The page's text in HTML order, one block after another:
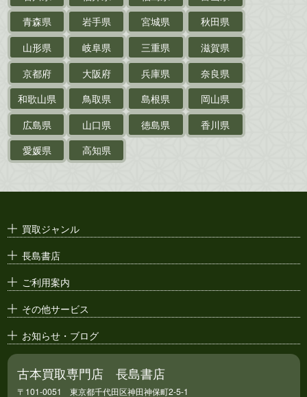
乗物
鉄道・
電車・バス
戦前・戦中の紙物・資料
絵葉書
支那・満洲・朝鮮・
台湾関係古資料
ポスター・チラシ・
青森県
岩手県 宮城県
秋田県
山形県
岐阜県 三重県
滋賀県
京都府
大阪府 兵庫県
奈良県
和歌山県
鳥取県 島根県
岡山県
広島県
山口県 徳島県
香川県
愛媛県
高知県
買取ジャンル
長島書店
ご利用案内
その他サービス
お知らせ・ブログ
古本買取専門店 長島書店
〒101-0051 東京都千代田区神田神保町2-5-1